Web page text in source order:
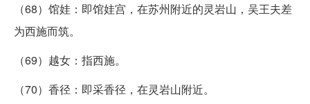
（68）馆娃：即馆娃宫，在苏州附近的灵岩山，吴王夫差
为西施而筑。
（69）越女：指西施。
（70）香径：即采香径，在灵岩山附近。